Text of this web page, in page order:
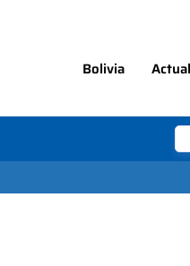
Bolivia